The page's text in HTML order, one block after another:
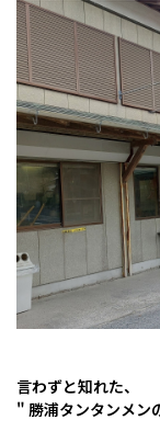
言わずと知れた、
" 勝浦タンタンメン